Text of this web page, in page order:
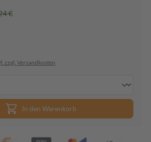
€
zzgl. Versandkosten
In den Warenkorb